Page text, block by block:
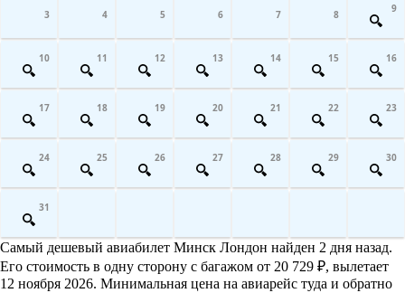
3 4 5 6 7 8 9
10 11 12 13 14 15 16
17 18 19 20 21 22 23
24 25 26 27 28 29 30
31
Самый дешевый авиабилет Минск Лондон найден 2 дня назад.
Его стоимость в одну сторону с багажом от 20 729 ₽, вылетает
12 ноября 2026. Минимальная цена на авиарейс туда и обратно